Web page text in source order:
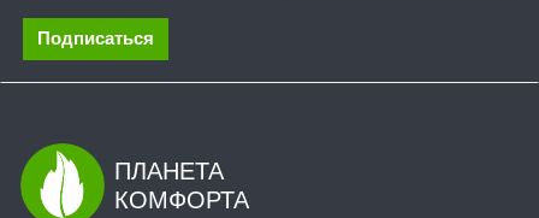
Подписаться
ПЛАНЕТА
КОМФОРТА